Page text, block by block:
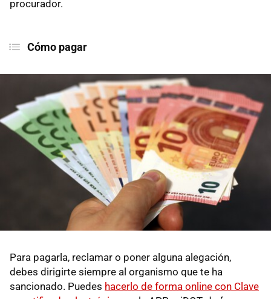
procurador.
Cómo pagar
Para pagarla, reclamar o poner alguna alegación,
debes dirigirte siempre al organismo que te ha
sancionado. Puedes hacerlo de forma online con Clave